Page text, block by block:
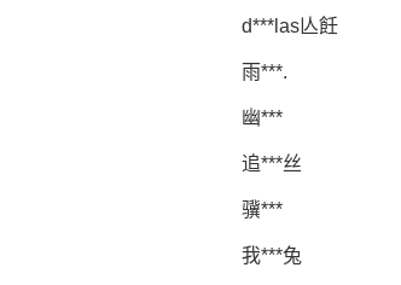
d***las亾飪
雨***.
幽***
追***丝
骥***
我***兔